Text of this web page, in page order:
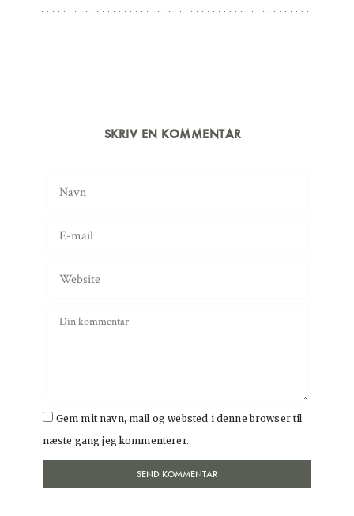
SKRIV EN KOMMENTAR
Gem mit navn, mail og websted i denne browser til
næste gang jeg kommenterer.